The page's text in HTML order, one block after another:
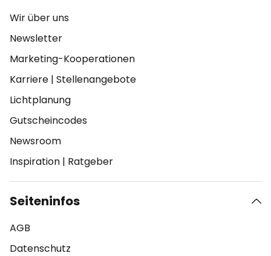
Wir über uns
Newsletter
Marketing-Kooperationen
Karriere | Stellenangebote
Lichtplanung
Gutscheincodes
Newsroom
Inspiration | Ratgeber
Seiteninfos
AGB
Datenschutz